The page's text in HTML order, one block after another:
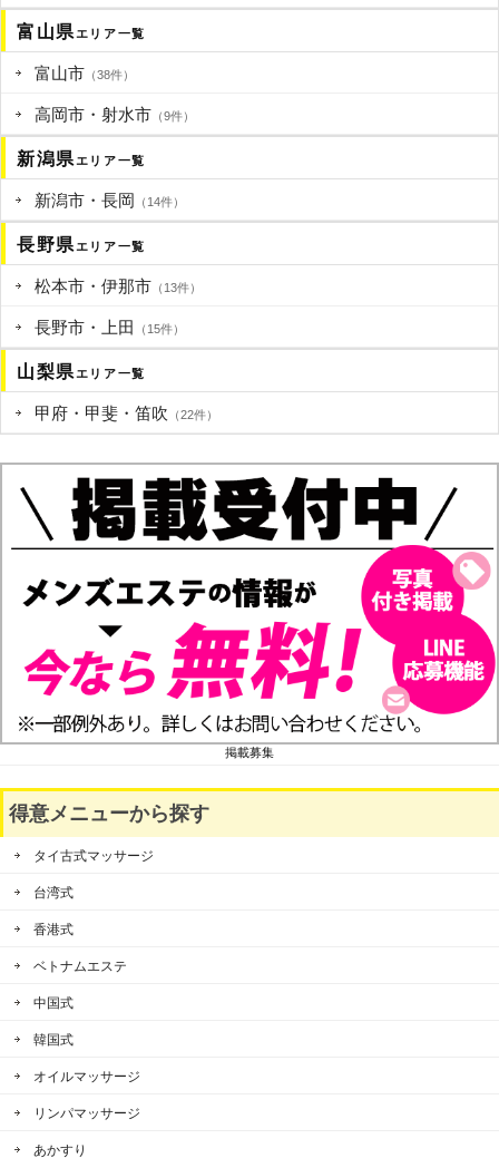
富山県エリア一覧
富山市 （38件）
高岡市・射水市 （9件）
新潟県エリア一覧
新潟市・長岡 （14件）
長野県エリア一覧
松本市・伊那市 （13件）
長野市・上田 （15件）
山梨県エリア一覧
甲府・甲斐・笛吹 （22件）
掲載募集
得意メニューから探す
タイ古式マッサージ
台湾式
香港式
ベトナムエステ
中国式
韓国式
オイルマッサージ
リンパマッサージ
あかすり